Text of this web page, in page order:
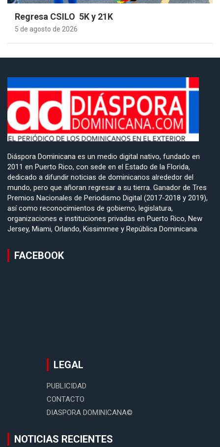
Regresa CSILO 5K y 21K
5 de agosto de 2026
Diáspora Dominicana es un medio digital nativo, fundado en
2011 en Puerto Rico, con sede en el Estado de la Florida,
dedicado a difundir noticias de dominicanos alrededor del
mundo, pero que añoran regresar a su tierra. Ganador de Tres
Premios Nacionales de Periodismo Digital (2017-2018 y 2019),
así como reconocimientos de gobierno, legislatura,
organizaciones e instituciones privadas en Puerto Rico, New
Jersey, Miami, Orlando, Kissimmee y República Dominicana.
FACEBOOK
LEGAL
PUBLICIDAD
CONTACTO
DIASPORA DOMINICANA©
NOTICIAS RECIENTES